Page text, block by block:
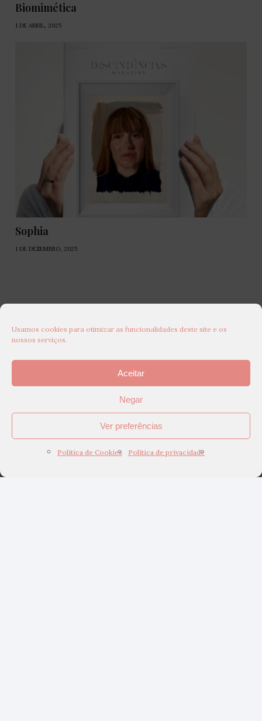
Usamos cookies para otimizar as funcionalidades deste site e os
nossos serviços.
Aceitar
Negar
Ver preferências
Política de Cookies Política de privacidade
Biomimética
1 DE ABRIL, 2025
Sophia
1 DE DEZEMBRO, 2025